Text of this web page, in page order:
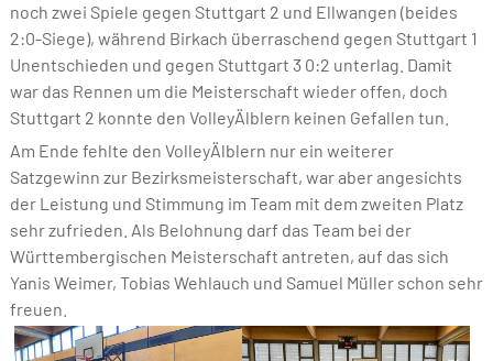
noch zwei Spiele gegen Stuttgart 2 und Ellwangen (beides
2:0-Siege), während Birkach überraschend gegen Stuttgart 1
Unentschieden und gegen Stuttgart 3 0:2 unterlag. Damit
war das Rennen um die Meisterschaft wieder offen, doch
Stuttgart 2 konnte den VolleyÄlblern keinen Gefallen tun.
Am Ende fehlte den VolleyÄlblern nur ein weiterer
Satzgewinn zur Bezirksmeisterschaft, war aber angesichts
der Leistung und Stimmung im Team mit dem zweiten Platz
sehr zufrieden. Als Belohnung darf das Team bei der
Württembergischen Meisterschaft antreten, auf das sich
Yanis Weimer, Tobias Wehlauch und Samuel Müller schon sehr
freuen.